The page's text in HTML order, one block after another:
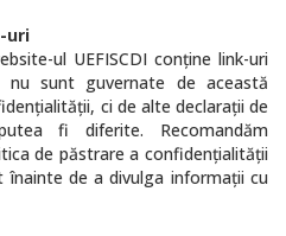
uri
ul UEFISCDI conţine link-uri
sunt guvernate de această
ci de alte declaraţii de
fi diferite. Recomandăm
de păstrare a confidenţialităţii
de a divulga informaţii cu